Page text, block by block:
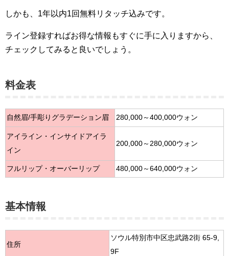
しかも、1年以内1回無料リタッチ込みです。
ライン登録すればお得な情報もすぐに手に入りますから、
チェックしてみると良いでしょう。
料金表
自然眉/手彫りグラデーション眉 280,000～400,000ウォン
アイライン・インサイドアイラ
イン
200,000～280,000ウォン
フルリップ・オーバーリップ 480,000～640,000ウォン
基本情報
住所
ソウル特別市中区忠武路2街 65-9,
9F